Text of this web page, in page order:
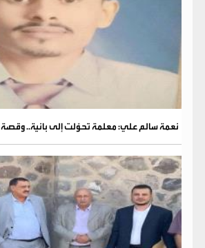
نعمة سالم علي: معلمة تحوّلت إلى بانية.. وقصة 33 روضة في أبين.